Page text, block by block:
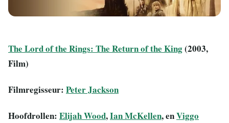
The Lord of the Rings: The Return of the King(2003,
Film)
Filmregisseur: Peter Jackson
Hoofdrollen: Elijah Wood,Ian McKellen, enViggo